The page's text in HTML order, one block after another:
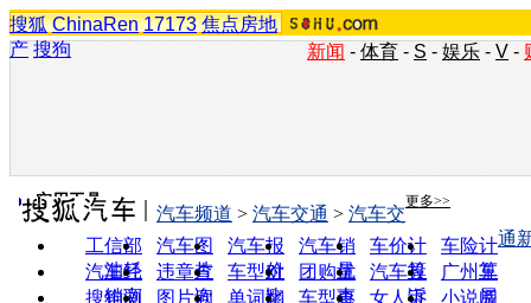
搜狐 ChinaRen 17173 焦点房地
产 搜狗 新闻 - 体育 - S - 娱乐 - V -
实用工具 更多>>
工信部
油耗
汽车图
片
汽车报
价
汽车销
量
车价计
算
车险计
算
汽车经
销商
违章查
询
车型对
比
团购优
惠
汽车投
诉
广州车
展
搜狗浏
图片欣
单词翻
车型查
女人宝
小说阅
汽车频道 > 汽车交通 > 汽车交
通